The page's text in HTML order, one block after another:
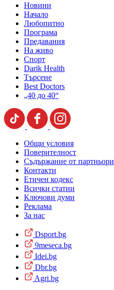
Новини
Начало
Любопитно
Програма
Предавания
На живо
Спорт
Darik Health
Търсене
Best Doctors
„40 до 40“
Общи условия
Поверителност
Съдържание от партньори
Контакти
Етичен кодекс
Всички статии
Ключови думи
Реклама
За нас
Dsport.bg
9meseca.bg
Idei.bg
Dbr.bg
Agri.bg